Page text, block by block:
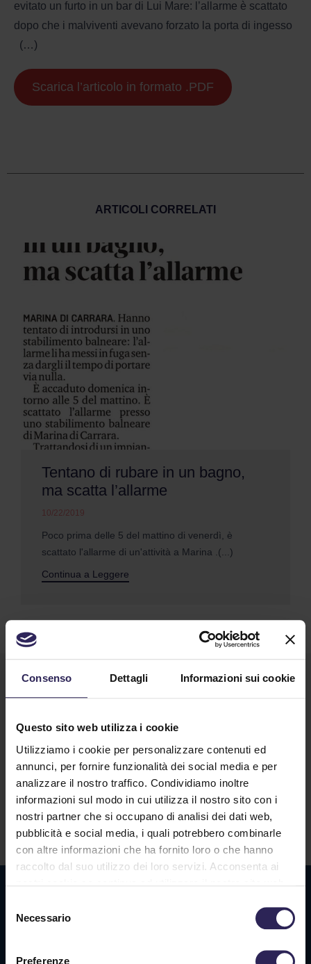
Consenso Dettagli Informazioni sui cookie
Questo sito web utilizza i cookie
Utilizziamo i cookie per personalizzare contenuti ed
annunci, per fornire funzionalità dei social media e per
analizzare il nostro traffico. Condividiamo inoltre
informazioni sul modo in cui utilizza il nostro sito con i
nostri partner che si occupano di analisi dei dati web,
pubblicità e social media, i quali potrebbero combinarle
con altre informazioni che ha fornito loro o che hanno
raccolto dal suo utilizzo dei loro servizi. Acconsenta ai
delNecessario
Preferenze
evitato un furto in un bar di Lui Mare: l’allarme è scattato
dopo che i malviventi avevano forzato la porta di ingesso
(…)
Scarica l’articolo in formato .PDF
ARTICOLI CORRELATI
Tentano di rubare in un bagno,
ma scatta l’allarme
10/22/2019
Poco prima delle 5 del mattino di venerdì, è
scattato l'allarme di un'attività a Marina .(...)
Continua a Leggere
Lavora con noi
Contatti
Via Privata O.T.O., 33